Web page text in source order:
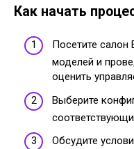
Как начать
Посетите салон
моделей и
оценить
Выберите
Обсудите